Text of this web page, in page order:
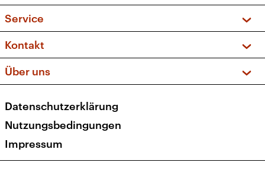
Sendungen und Podcasts
Musikliste
Kakadu – Das Kinderprogramm
Frequenzen (UKW + DAB+)
Service
FAQ
Apps
Newsletter
Veranstaltungen
Kontakt
Social Media
Über uns
Presse
Karriere
Transparenz
Datenschutzerklärung
Nutzungsbedingungen
Impressum